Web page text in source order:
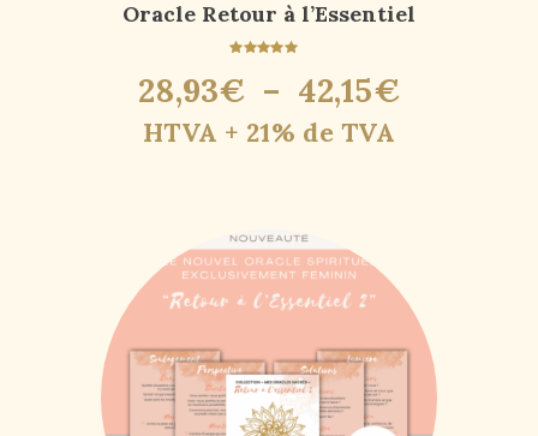
Oracle Retour à l’Essentiel
sur 5
28,93€ – 42,15€
HTVA + 21% de TVA